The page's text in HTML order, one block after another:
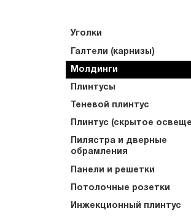
Уголки
Галтели (карнизы)
Молдинги
Плинтусы
Теневой плинтус
Плинтус (скрытое
Пилястра и дверные
обрамления
Панели и решетки
Потолочные розетки
Инжекционный плинтус